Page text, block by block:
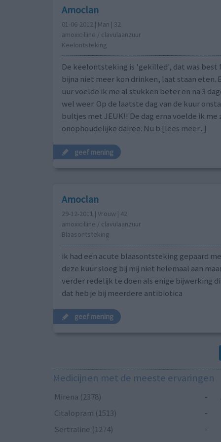
Amoclan
01-06-2012 | Man | 32
amoxicilline / clavulaanzuur
Keelontsteking
De keelontsteking is 'gekilled', dat was best
bijna niet meer kon drinken, laat staan eten.
uur voelde ik me al stukken beter en na 3
wel weer. Op de laatste dag van de kuur
bultjes met JEUK!! De dag erna voelde ik
onophoudelijke dairee. Nu b [lees meer...]
geef mening
Amoclan
29-12-2011 | Vrouw | 42
amoxicilline / clavulaanzuur
Blaasontsteking
ik had een acute blaasontsteking gepaard
deze kuur sloeg bij mij niet helemaal aan
verder redelijk te doen als enige bijwerking
dat heb je bij meerdere antibiotica
geef mening
Medicijnen met de meeste ervaringen
Mirena (2378) -
Citalopram (1513)
-
Sertraline (1274)
-